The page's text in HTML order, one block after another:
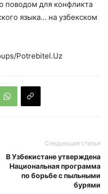
поводом для конфликта
языка… на узбекском
Potrebitel.Uz
Следующая статья
В Узбекистане утверждена
Национальная программа
по борьбе с пыльными
бурями